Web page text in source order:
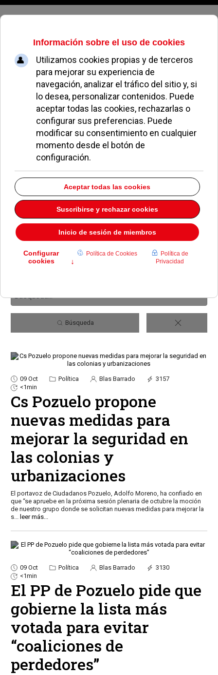
Viernes, 07 de agosto de 2026
Archivo Mensual
volver a archivo mensual
2018
Welcome to our Archives page. On this page you will find totaly
our articles broken down into Months and Years.
Búsqueda
09 Oct Política Blas Barrado
3157
<1min
Cs Pozuelo propone
nuevas medidas para
mejorar la seguridad en
las colonias y
urbanizaciones
El portavoz de Ciudadanos Pozuelo, Adolfo Moreno, ha confiado en
que “se apruebe en la próxima sesión plenaria de octubre la moción
de nuestro grupo donde se solicitan nuevas medidas para mejorar la
s... leer más...
09 Oct Política Blas Barrado
3130
<1min
El PP de Pozuelo pide que
gobierne la lista más
votada para evitar
“coaliciones de
perdedores”